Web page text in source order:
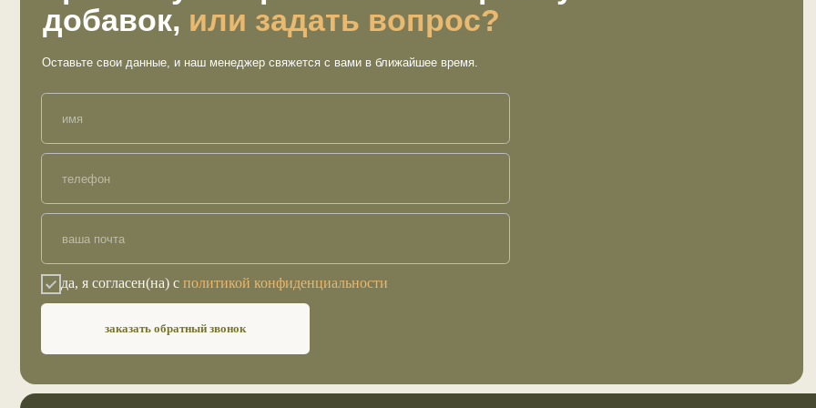
да, я согласен(на) с политикой конфиденциальности
Меню
Ответы на вопросы
Сертификаты
Стать партнером
Акции и предложения
© SUNNAMED. Все права защищены